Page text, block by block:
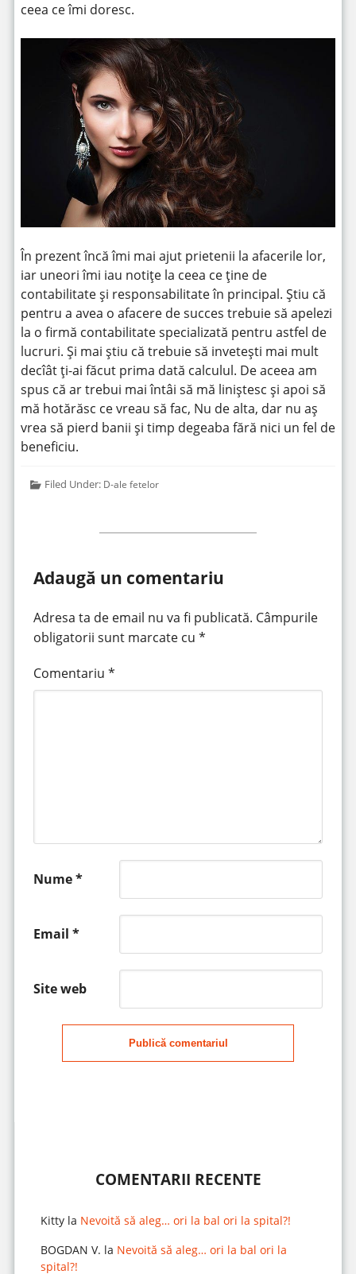
ceea ce îmi doresc.
În prezent încă îmi mai ajut prietenii la afacerile lor,
iar uneori îmi iau notițe la ceea ce ține de
contabilitate și responsabilitate în principal. Știu că
pentru a avea o afacere de succes trebuie să apelezi
la o firmă contabilitate specializată pentru astfel de
lucruri. Și mai știu că trebuie să invetești mai mult
decîât ți-ai făcut prima dată calculul. De aceea am
spus că ar trebui mai întâi să mă liniștesc și apoi să
mă hotărăsc ce vreau să fac, Nu de alta, dar nu aș
vrea să pierd banii și timp degeaba fără nici un fel de
beneficiu.
Filed Under: D-ale fetelor
Adaugă un comentariu
Adresa ta de email nu va fi publicată. Câmpurile
obligatorii sunt marcate cu *
Comentariu *
Nume*
Email *
Site web
Publică comentariul
COMENTARII RECENTE
Kittyla Nevoită să aleg… ori la bal ori la spital?!
BOGDAN V. la Nevoită să aleg… ori la bal ori la
spital?!